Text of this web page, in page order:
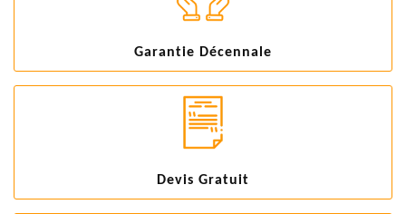
Garantie Décennale
Devis Gratuit